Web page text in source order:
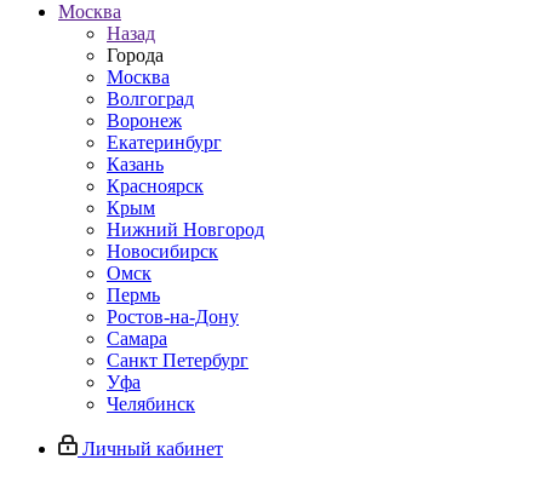
Москва
Назад
Города
Москва
Волгоград
Воронеж
Екатеринбург
Казань
Красноярск
Крым
Нижний Новгород
Новосибирск
Омск
Пермь
Ростов-на-Дону
Самара
Санкт Петербург
Уфа
Челябинск
Личный кабинет